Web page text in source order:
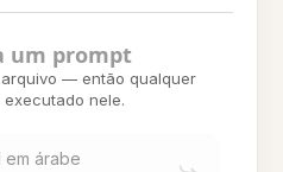
um prompt
— então qualquer
nele.
em árabe